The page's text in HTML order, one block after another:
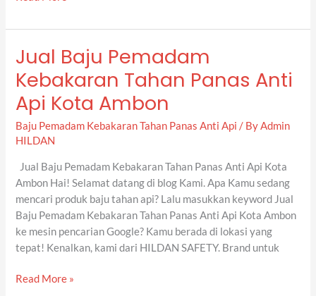
Jual Baju Pemadam
Kebakaran Tahan Panas Anti
Api Kota Ambon
Baju Pemadam Kebakaran Tahan Panas Anti Api / ByAdmin
HILDAN
Jual Baju Pemadam Kebakaran Tahan Panas Anti Api Kota
Ambon Hai! Selamat datang di blog Kami. Apa Kamu sedang
mencari produk baju tahan api? Lalu masukkan keyword Jual
Baju Pemadam Kebakaran Tahan Panas Anti Api Kota Ambon
ke mesin pencarian Google? Kamu berada di lokasi yang
tepat! Kenalkan, kami dari HILDAN SAFETY. Brand untuk
Jual
Pemadam
Kebakaran
Tahan
Panas
Api
Kota
Ambon
Read More »